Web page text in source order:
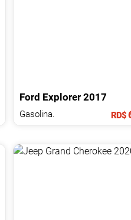
Ford Explorer 2017
Gasolina. RD$